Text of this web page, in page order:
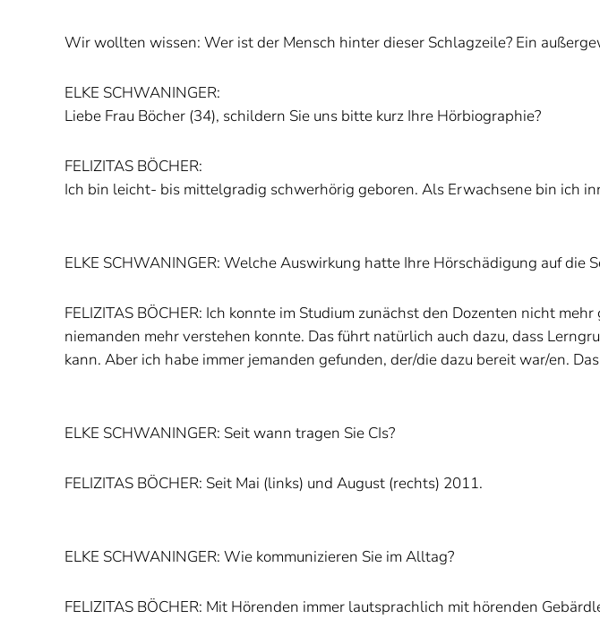
Wir wollten wissen: Wer ist der Mensch hinter dieser Schlagzeile? Ein
ELKE SCHWANINGER:
Liebe Frau Böcher (34), schildern Sie uns bitte kurz Ihre Hörbiographie?
FELIZITAS BÖCHER:
Ich bin leicht- bis mittelgradig schwerhörig geboren. Als Erwachsene bin ich
ELKE SCHWANINGER: Welche Auswirkung hatte Ihre Hörschädigung auf die
FELIZITAS BÖCHER: Ich konnte im Studium zunächst den Dozenten nicht
niemanden mehr verstehen konnte. Das führt natürlich auch dazu, dass
kann. Aber ich habe immer jemanden gefunden, der/die dazu bereit war/en.
ELKE SCHWANINGER: Seit wann tragen Sie CIs?
FELIZITAS BÖCHER: Seit Mai (links) und August (rechts) 2011.
ELKE SCHWANINGER: Wie kommunizieren Sie im Alltag?
FELIZITAS BÖCHER: Mit Hörenden immer lautsprachlich mit hörenden